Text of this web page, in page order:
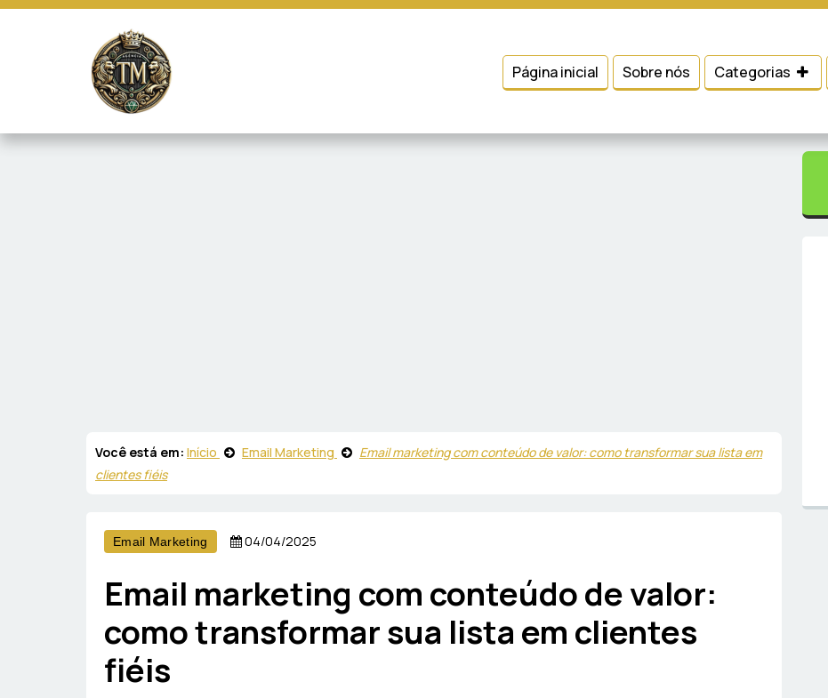
Página inicial Sobre nós Categorias
Você está em: Início Email Marketing
Email marketing com conteúdo de valor: como transformar sua lista em
clientes fiéis
Email Marketing 04/04/2025
Email marketing com conteúdo de valor:
como transformar sua lista em clientes
fiéis
marketing e fornecer conteúdo de terceiros. Leia mais em